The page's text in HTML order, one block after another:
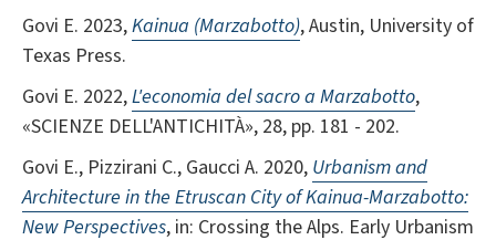
Govi E. 2023,Kainua (Marzabotto), Austin, University of
Texas Press.
Govi E. 2022,L'economia del sacro a Marzabotto,
«SCIENZE DELL'ANTICHITÀ», 28, pp. 181 - 202.
Govi E., Pizzirani C., Gaucci A. 2020, Urbanism and
Architecture in the Etruscan City of Kainua-Marzabotto:
New Perspectives, in: Crossing the Alps. Early Urbanism